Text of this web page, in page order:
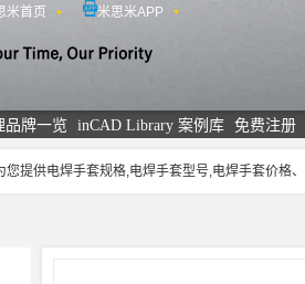
米首页 米思米APP
品牌一览 inCAD Library 案例库 免费注册
提供电焊手套规格,电焊手套型号,电焊手套价